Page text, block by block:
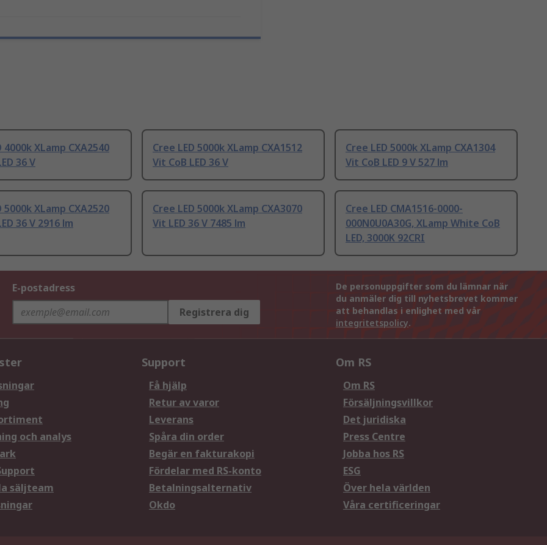
4000k XLamp CXA2540
36 V
Cree LED 5000k XLamp CXA1512
Vit CoB LED 36 V
Cree LED 5000k XLamp CXA1304
Vit CoB LED 9 V 527 lm
5000k XLamp CXA2520
36 V 2916 lm
Cree LED 5000k XLamp CXA3070
Vit LED 36 V 7485 lm
Cree LED CMA1516-0000-
000N0U0A30G, XLamp White CoB
LED, 3000K 92CRI
E-postadress
Registrera dig
De personuppgifter som du lämnar när
du anmäler dig till nyhetsbrevet kommer
att behandlas i enlighet med vår
integritetspolicy.
och analys
säljteam
Support
Få hjälp
Retur av varor
Leverans
Spåra din order
Begär en fakturakopi
Fördelar med RS-konto
Betalningsalternativ
Okdo
Om RS
Om RS
Försäljningsvillkor
Det juridiska
Press Centre
Jobba hos RS
ESG
Över hela världen
Våra certificeringar